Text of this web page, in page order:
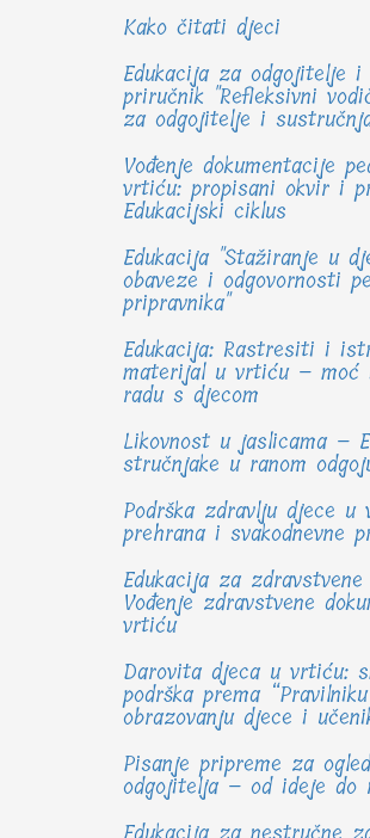
Kako čitati djeci
Edukacija za odgojitelje
priručnik "Refleksivni
za odgojitelje i
Vođenje dokumentacije
vrtiću: propisani okvir i
Edukacijski ciklus
Edukacija "Stažiranje u
obaveze i odgovornosti
pripravnika"
Edukacija: Rastresiti i
materijal u vrtiću – moć
radu s djecom
Likovnost u jaslicama –
stručnjake u ranom
Podrška zdravlju djece u
prehrana i svakodnevne
Edukacija za
Vođenje zdravstvene
vrtiću
Darovita djeca u vrtiću:
podrška prema
obrazovanju djece i
Pisanje pripreme za
odgojitelja – od ideje do